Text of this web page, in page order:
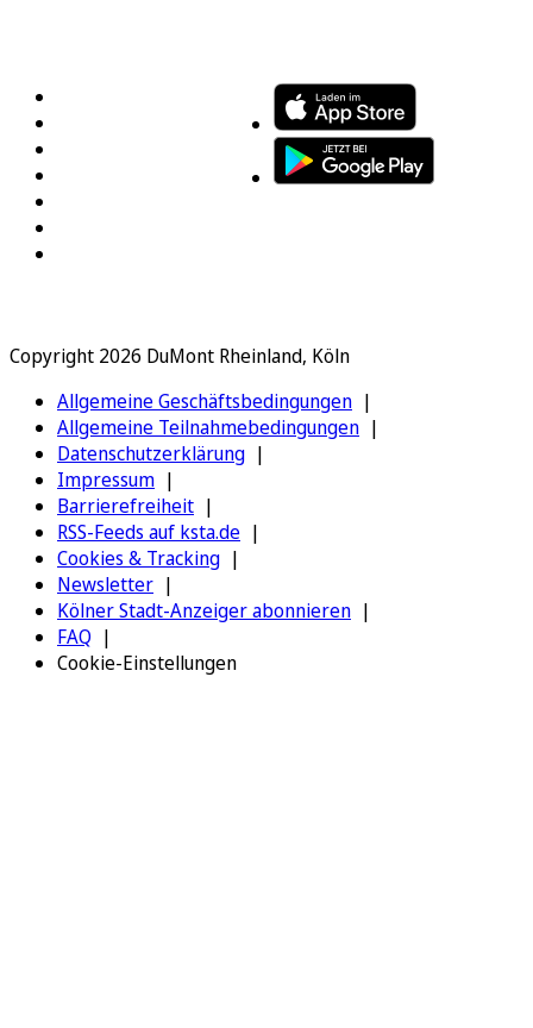
Copyright 2026 DuMont Rheinland, Köln
Allgemeine Geschäftsbedingungen
Allgemeine Teilnahmebedingungen
Datenschutzerklärung
Impressum
Barrierefreiheit
RSS-Feeds auf ksta.de
Cookies & Tracking
Newsletter
Kölner Stadt-Anzeiger abonnieren
FAQ
Cookie-Einstellungen